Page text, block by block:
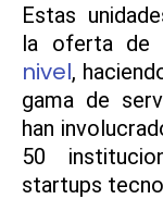
Estas
la oferta de
nivel,
gama de
han
50
startups